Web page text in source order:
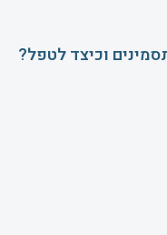
וכיצד לטפל?